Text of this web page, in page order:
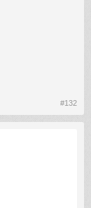
#132